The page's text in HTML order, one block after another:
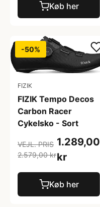
Køb her
-50%
FIZIK
FIZIK Tempo Decos
Carbon Racer
Cykelsko - Sort
VEJL. PRIS
2.579,00 kr
1.289,00
kr
Køb her